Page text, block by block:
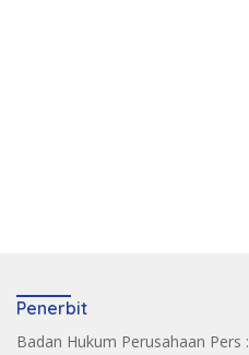
Penerbit
Badan Hukum Perusahaan Pers :